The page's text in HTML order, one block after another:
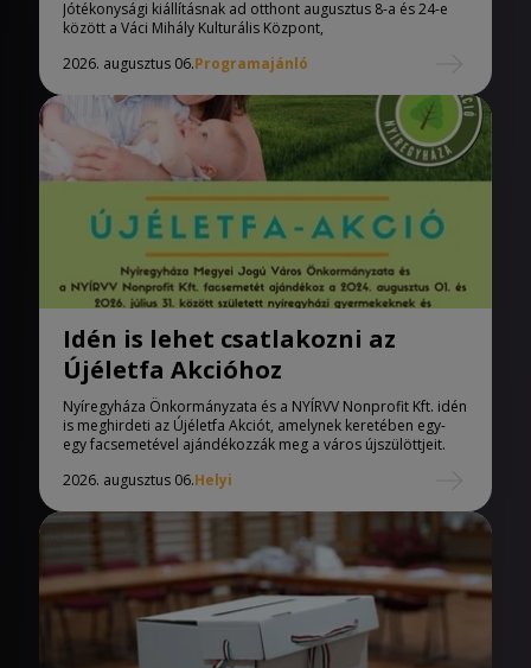
Jótékonysági kiállításnak ad otthont augusztus 8-a és 24-e
között a Váci Mihály Kulturális Központ,
2026. augusztus 06.Programajánló
Idén is lehet csatlakozni az
Újéletfa Akcióhoz
Nyíregyháza Önkormányzata és a NYÍRVV Nonprofit Kft. idén
is meghirdeti az Újéletfa Akciót, amelynek keretében egy-
egy facsemetével ajándékozzák meg a város újszülöttjeit.
2026. augusztus 06.Helyi